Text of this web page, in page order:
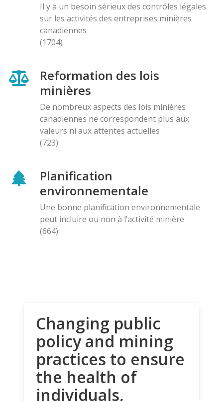
Il y a un besoin sérieux des contróles légales
sur les activités des entreprises minières
canadiennes
(1704)
Reformation des lois
minières
De nombreux aspects des lois minières
canadiennes ne correspondent plus aux
valeurs ni aux attentes actuelles
(723)
Planification
environnementale
Une bonne planification environnementale
peut incluire ou non à l’activité minière
(664)
Changing public
policy and mining
practices to ensure
the health of
individuals,